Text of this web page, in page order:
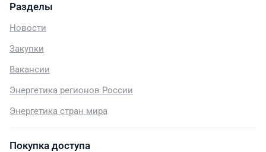
Разделы
Новости
Закупки
Вакансии
Энергетика регионов России
Энергетика стран мира
Покупка доступа